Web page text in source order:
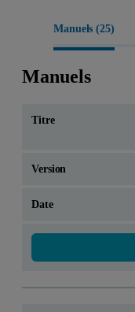
Manuels (25)
Manuels